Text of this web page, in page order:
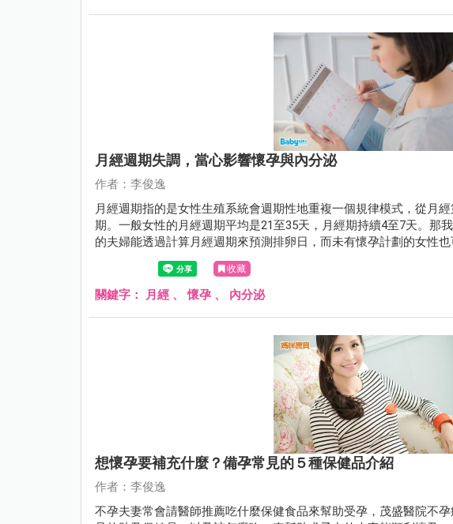
月經週期失調，當心影響懷孕與內分泌
作者：李俊逸
月經週期指的是女性生殖系統會週期性地重複一個規律模式，從月
期。一般女性的月經週期平均是21至35天，月經期持續4至7天。那
的夫婦能透過計算月經週期來預測排卵日，而未有懷孕計劃的女性
收藏
關鍵字： 月經 、懷孕 、 內分泌
想懷孕要補充什麼？備孕常見的５種保健品介紹
作者：李俊逸
不孕夫妻常會請醫師推薦吃什麼保健食品來幫助受孕，茂盛醫院不